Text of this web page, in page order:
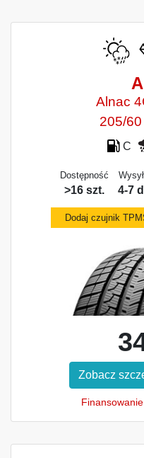
Alnac
205/
C
Dostępność
>16 szt. 4-7
Dodaj czujnik
Zobacz